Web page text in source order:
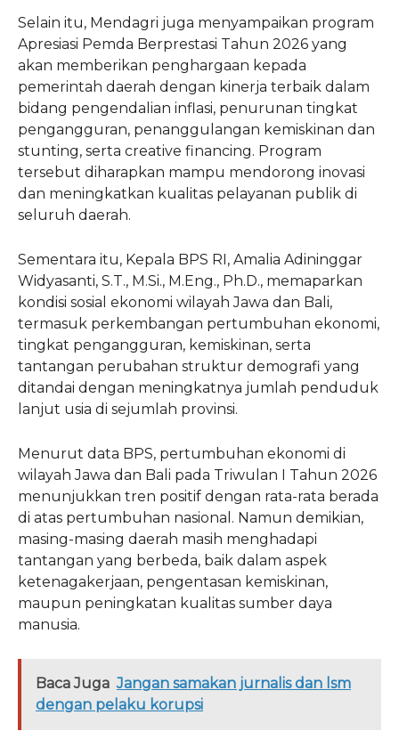
Selain itu, Mendagri juga menyampaikan program
Apresiasi Pemda Berprestasi Tahun 2026 yang
akan memberikan penghargaan kepada
pemerintah daerah dengan kinerja terbaik dalam
bidang pengendalian inflasi, penurunan tingkat
pengangguran, penanggulangan kemiskinan dan
stunting, serta creative financing. Program
tersebut diharapkan mampu mendorong inovasi
dan meningkatkan kualitas pelayanan publik di
seluruh daerah.
Sementara itu, Kepala BPS RI, Amalia Adininggar
Widyasanti, S.T., M.Si., M.Eng., Ph.D., memaparkan
kondisi sosial ekonomi wilayah Jawa dan Bali,
termasuk perkembangan pertumbuhan ekonomi,
tingkat pengangguran, kemiskinan, serta
tantangan perubahan struktur demografi yang
ditandai dengan meningkatnya jumlah penduduk
lanjut usia di sejumlah provinsi.
Menurut data BPS, pertumbuhan ekonomi di
wilayah Jawa dan Bali pada Triwulan I Tahun 2026
menunjukkan tren positif dengan rata-rata berada
di atas pertumbuhan nasional. Namun demikian,
masing-masing daerah masih menghadapi
tantangan yang berbeda, baik dalam aspek
ketenagakerjaan, pengentasan kemiskinan,
maupun peningkatan kualitas sumber daya
manusia.
Baca Juga Jangan samakan jurnalis dan lsm
dengan pelaku korupsi